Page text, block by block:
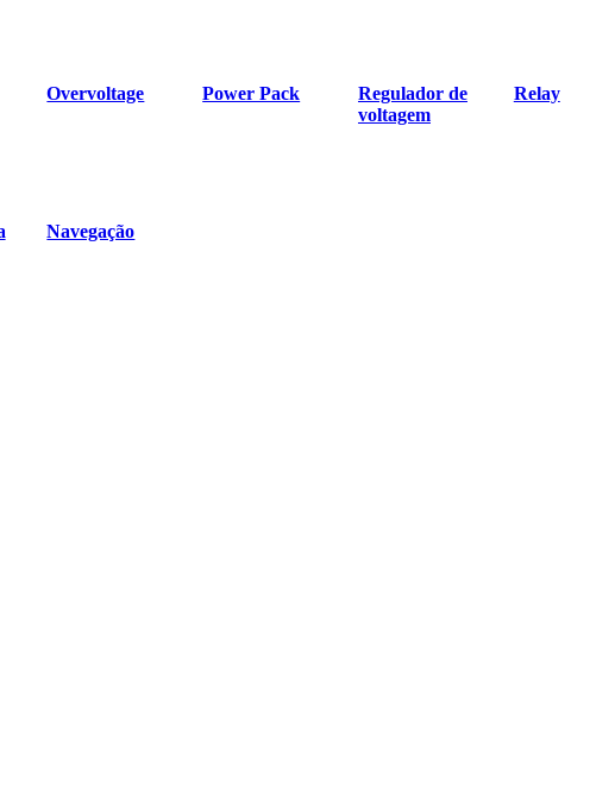
Overvoltage Power Pack
Regulador de
voltagem
Relay
Navegação